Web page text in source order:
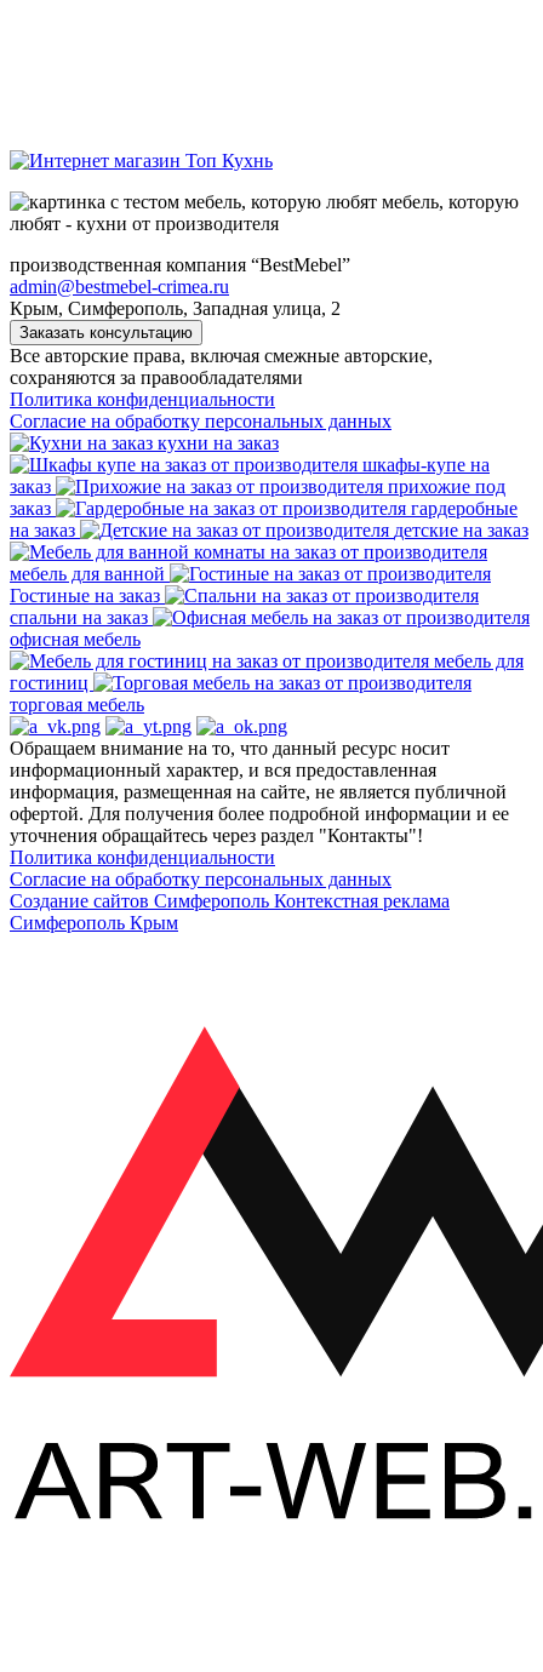
мебель, которую
любят - кухни от производителя
производственная компания “BestMebel”
admin@bestmebel-crimea.ru
Крым, Симферополь, Западная улица, 2
Заказать консультацию
Все авторские права, включая смежные авторские,
сохраняются за правообладателями
Политика конфиденциальности
Согласие на обработку персональных данных
кухни на заказ
шкафы-купе на
заказ
прихожие под
заказ
гардеробные
на заказ
детские на заказ
мебель для ванной
Гостиные на заказ
спальни на заказ
офисная мебель
мебель для
гостиниц
торговая мебель
Обращаем внимание на то, что данный ресурс носит
информационный характер, и вся предоставленная
информация, размещенная на сайте, не является публичной
офертой. Для получения более подробной информации и ее
уточнения обращайтесь через раздел "Контакты"!
Политика конфиденциальности
Согласие на обработку персональных данных
Создание сайтов Симферополь Контекстная реклама
Симферополь Крым